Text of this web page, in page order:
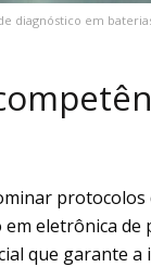
diagnóstico em
eletrônica de
que garante